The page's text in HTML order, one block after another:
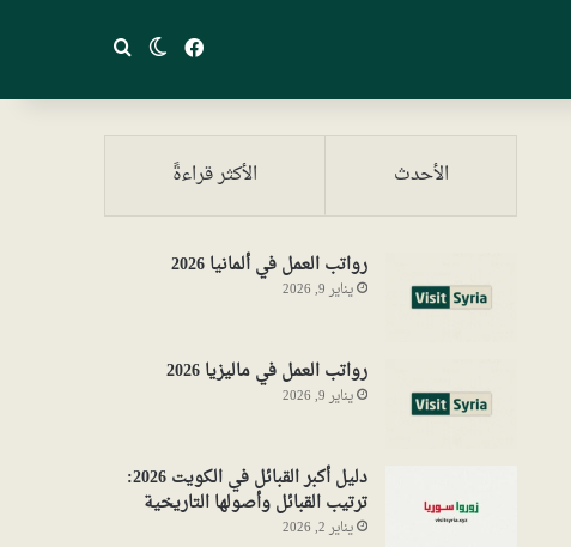
فيسبوكالوضع المظلم
بحث عن
الأحدث الأكثر قراءةً
رواتب العمل في ألمانيا 2026
يناير 9, 2026
رواتب العمل في ماليزيا 2026
يناير 9, 2026
دليل أكبر القبائل في الكويت 2026:
ترتيب القبائل وأصولها التاريخية
يناير 2, 2026